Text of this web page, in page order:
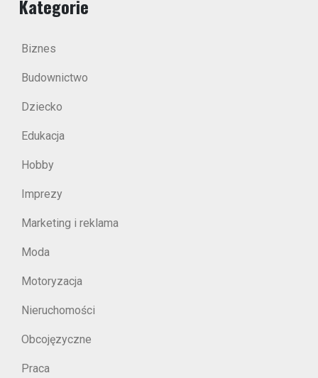
Kategorie
Biznes
Budownictwo
Dziecko
Edukacja
Hobby
Imprezy
Marketing i reklama
Moda
Motoryzacja
Nieruchomości
Obcojęzyczne
Praca